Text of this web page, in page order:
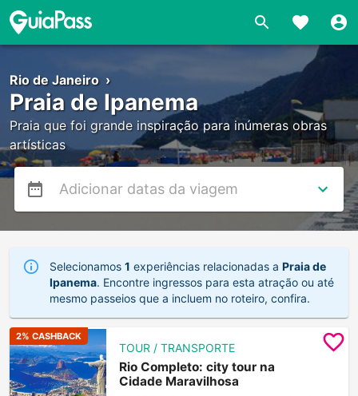
Rio de Janeiro ›
Praia de Ipanema
Praia que foi grande inspiração para inúmeras obras
artísticas
Selecionamos 1 experiências relacionadas a Praia de
Ipanema. Encontre ingressos para esta atração ou até
mesmo passeios que a incluem no roteiro, confira.
2% CASHBACK
TOUR / TRANSPORTE
Rio Completo: city tour na
Cidade Maravilhosa